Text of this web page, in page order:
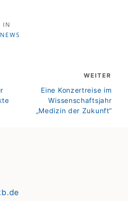
IN
NEWS
WEITER
weiter
Eine Konzertreise im
Wissenschaftsjahr
„Medizin der Zukunft“